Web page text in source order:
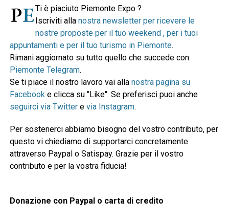
Ti è piaciuto Piemonte Expo ?
Iscriviti alla nostra newsletter per ricevere le
nostre proposte per il tuo weekend , per i tuoi
appuntamenti e per il tuo turismo in Piemonte.
Rimani aggiornato su tutto quello che succede con
Piemonte Telegram.
Se ti piace il nostro lavoro vai alla nostra pagina su
Facebooke clicca su "Like". Se preferisci puoi anche
seguirci via Twittere via Instagram.
Per sostenerci abbiamo bisogno del vostro contributo, per
questo vi chiediamo di supportarci concretamente
attraverso Paypal o Satispay. Grazie per il vostro
contributo e per la vostra fiducia!
Donazione con Paypal o carta di credito